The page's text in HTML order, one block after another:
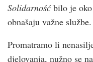
Solidarnośćbilo je oko
obnašaju važne službe.
Promatramo li
djelovanja, nužno se